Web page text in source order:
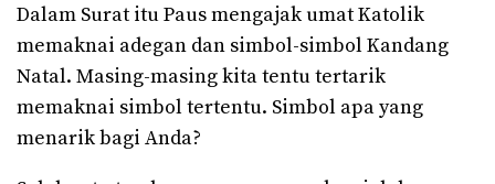
Dalam Surat itu Paus mengajak umat Katolik
memaknai adegan dan simbol-simbol Kandang
Natal. Masing-masing kita tentu tertarik
memaknai simbol tertentu. Simbol apa yang
menarik bagi Anda?